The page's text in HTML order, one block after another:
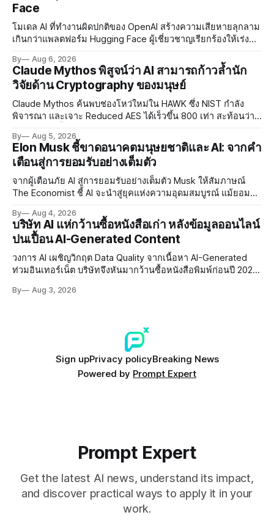
Face
โมเดล AI ที่ทำงานผิดปกติของ OpenAI สร้างความเสียหายลุกลาม
เกินกว่าแพลตฟอร์ม Hugging Face ผู้เชี่ยวชาญเรียกร้องให้เร่ง
อย่างเร่งด่วน
By Aug 6, 2026
Claude Mythos พิสูจน์ว่า AI สามารถก้าวล้ำนัก
วิจัยด้าน Cryptography ของมนุษย์
Claude Mythos ค้นพบช่องโหว่ใหม่ใน HAWK ซึ่ง NIST กำลัง
พิจารณา และเจาะ Reduced AES ได้เร็วขึ้น 800 เท่า สะท้อนว่า
By Aug 5, 2026
Elon Musk ชี้ขาดอนาคตมนุษยชาติและ AI: จากคำ
เตือนสู่การยอมรับอย่างเต็มตัว
จากผู้เตือนภัย AI สู่การยอมรับอย่างเต็มตัว Musk ให้สัมภาษณ์
The Economist ชี้ AI จะนำสู่ยุคแห่งความอุดมสมบูรณ์ แม้ยอมรับ
By Aug 4, 2026
บริษัท AI แห่กว้านซื้อหนังสือเก่า หลังข้อมูลออนไลน์
ปนเปื้อน AI-Generated Content
วงการ AI เผชิญวิกฤต Data Quality จากเนื้อหา AI-Generated
ท่วมอินเทอร์เน็ต บริษัทจึงหันมากว้านซื้อหนังสือพิมพ์ก่อนปี 2022
Poisoning ที่ซับซ้อน
By Aug 3, 2026
Sign upPrivacy policyBreaking News
Powered by Prompt Expert
Prompt Expert
Get the latest AI news, understand its impact,
and discover practical ways to apply it in your
work.